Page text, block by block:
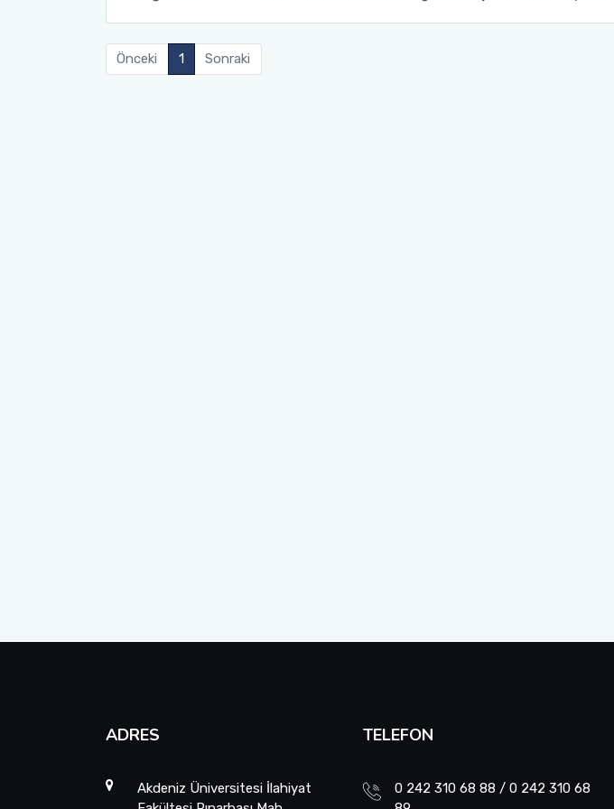
Önceki 1 Sonraki
ADRES
Akdeniz Üniversitesi İlahiyat
TELEFON
0 242 310 68 88 / 0 242 310 68